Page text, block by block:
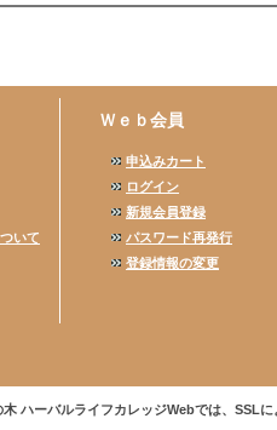
いて
Ｗｅｂ会員
申込みカート
ログイン
新規会員登録
パスワード再発行
登録情報の変更
木 ハーバルライフカレッジWebでは、SSL